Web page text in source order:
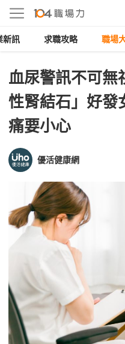
新訊 求職攻略 職場
血尿警訊不可無
性腎結石」好發
痛要小心
優活健康網